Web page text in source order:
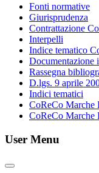
Fonti normative
Giurisprudenza
Contrattazione
Interpelli
Indice tematico
Documentazione
Rassegna
D.lgs. 9 aprile
Indici tematici
CoReCo Marche
CoReCo Marche
User Menu